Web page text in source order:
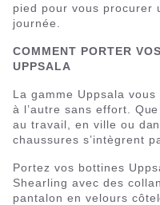
pied pour vous procurer
journée.
COMMENT PORTER
UPPSALA
La gamme Uppsala
à l’autre sans effort.
au travail, en ville ou
chaussures s’intègrent
Portez vos bottines
Shearling avec des
pantalon en velours